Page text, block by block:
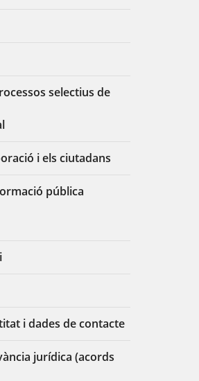
selectius de
i els ciutadans
pública
i dades de contacte
jurídica (acords